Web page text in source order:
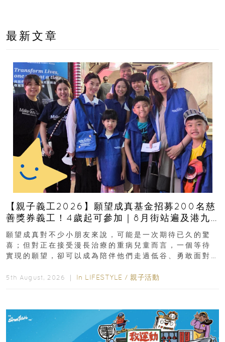
最新文章
【親子義工2026】願望成真基金招募200名慈
善獎券義工！4歲起可參加｜8月街站遍及港九
新界
願望成真對不少小朋友來說，可能是一次期待已久的驚
喜；但對正在接受漫長治療的重病兒童而言，一個等待
實現的願望，卻可以成為陪伴他們走過低谷、勇敢面對
5th August, 2026 ｜ In LIFESTYLE / 親子活動